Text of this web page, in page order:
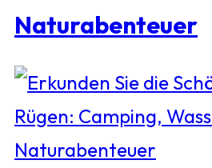
Naturabenteuer